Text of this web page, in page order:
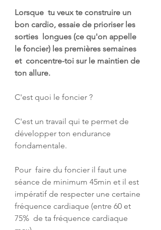
Lorsque  tu veux te construire un
bon cardio, essaie de prioriser les
sorties  longues (ce qu'on appelle
le foncier) les premières semaines
et  concentre-toi sur le maintien de
ton allure.
C'est quoi le foncier ?
C'est un travail qui te permet de
développer ton endurance
fondamentale.
Pour  faire du foncier il faut une
séance de minimum 45min et il est
impératif de respecter une certaine
fréquence cardiaque (entre 60 et
75%  de ta fréquence cardiaque